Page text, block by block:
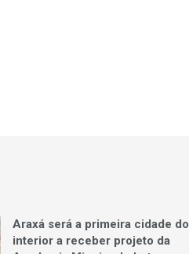
Araxá será a primeira cidade do
interior a receber projeto da